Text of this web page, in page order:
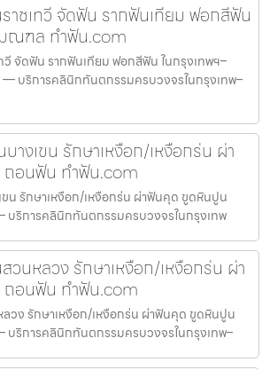
ชเทวี จัดฟัน รากฟันเทียม ฟอกสีฟัน
ณฑล ทำฟัน.com
จัดฟัน รากฟันเทียม ฟอกสีฟัน ในกรุงเทพฯ–
บริการคลินิกทันตกรรมครบวงจรในกรุงเทพ–
างเขน รักษาเหงือก/เหงือกร่น ผ่า
อนฟัน ทำฟัน.com
น รักษาเหงือก/เหงือกร่น ผ่าฟันคุด ขูดหินปูน
ริการคลินิกทันตกรรมครบวงจรในกรุงเทพ
นหลวง รักษาเหงือก/เหงือกร่น ผ่า
อนฟัน ทำฟัน.com
วง รักษาเหงือก/เหงือกร่น ผ่าฟันคุด ขูดหินปูน
ริการคลินิกทันตกรรมครบวงจรในกรุงเทพ–